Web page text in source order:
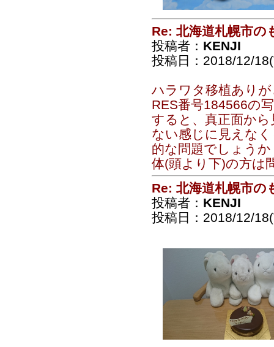
Re: 北海道札幌市の
投稿者： KENJI
投稿日：2018/12/
ハラワタ移植あり
RES番号184566の
すると、真正面か
ない感じに見えな
的な問題でしょうか
体(頭より下)の方は
Re: 北海道札幌市の
投稿者： KENJI
投稿日：2018/12/